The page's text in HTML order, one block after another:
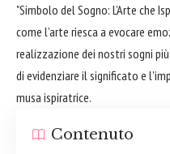
"Simbolo del Sogno: L’Arte che
come l’arte riesca a evocare
realizzazione dei nostri sogni
di evidenziare il significato e
musa ispiratrice.
Contenuto